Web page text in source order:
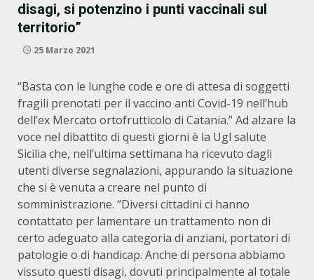
disagi, si potenzino i punti vaccinali sul
territorio”
25 Marzo 2021
“Basta con le lunghe code e ore di attesa di soggetti
fragili prenotati per il vaccino anti Covid-19 nell’hub
dell’ex Mercato ortofrutticolo di Catania.” Ad alzare la
voce nel dibattito di questi giorni è la Ugl salute
Sicilia che, nell’ultima settimana ha ricevuto dagli
utenti diverse segnalazioni, appurando la situazione
che si è venuta a creare nel punto di
somministrazione. “Diversi cittadini ci hanno
contattato per lamentare un trattamento non di
certo adeguato alla categoria di anziani, portatori di
patologie o di handicap. Anche di persona abbiamo
vissuto questi disagi, dovuti principalmente al totale